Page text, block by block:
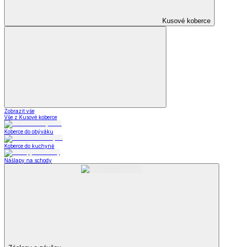
Kusové koberce
Zobrazit vše
Vše z Kusové koberce
Koberce do obýváku
Koberce do kuchyně
Nášlapy na schody